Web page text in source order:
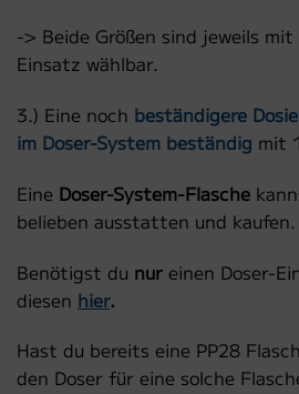
-> Beide Größen sind jeweils
Einsatz wählbar.
3.) Eine noch beständigere
im Doser-System beständig mit
Eine Doser-System-Flasche
belieben ausstatten und kaufen.
Benötigst du nur einen Doser-
diesen hier.
Hast du bereits eine PP28
den Doser für eine solche